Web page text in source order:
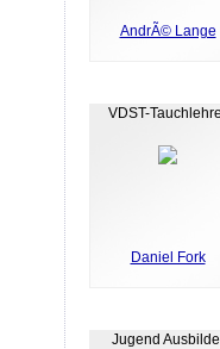
AndrÃ© Lange
VDST-
Daniel Fork
Jugend